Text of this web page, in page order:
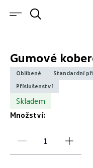
Gumové
Oblíbené Standardní
Příslušenství
Skladem
Množství: